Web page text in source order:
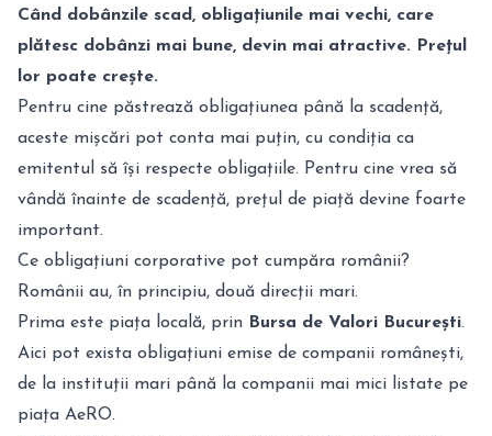
Când dobânzile scad, obligațiunile mai vechi, care
plătesc dobânzi mai bune, devin mai atractive. Prețul
lor poate crește.
Pentru cine păstrează obligațiunea până la scadență,
aceste mișcări pot conta mai puțin, cu condiția ca
emitentul să își respecte obligațiile. Pentru cine vrea să
vândă înainte de scadență, prețul de piață devine foarte
important.
Ce obligațiuni corporative pot cumpăra românii?
Românii au, în principiu, două direcții mari.
Prima este piața locală, prin Bursa de Valori București.
Aici pot exista obligațiuni emise de companii românești,
de la instituții mari până la companii mai mici listate pe
piața AeRO.